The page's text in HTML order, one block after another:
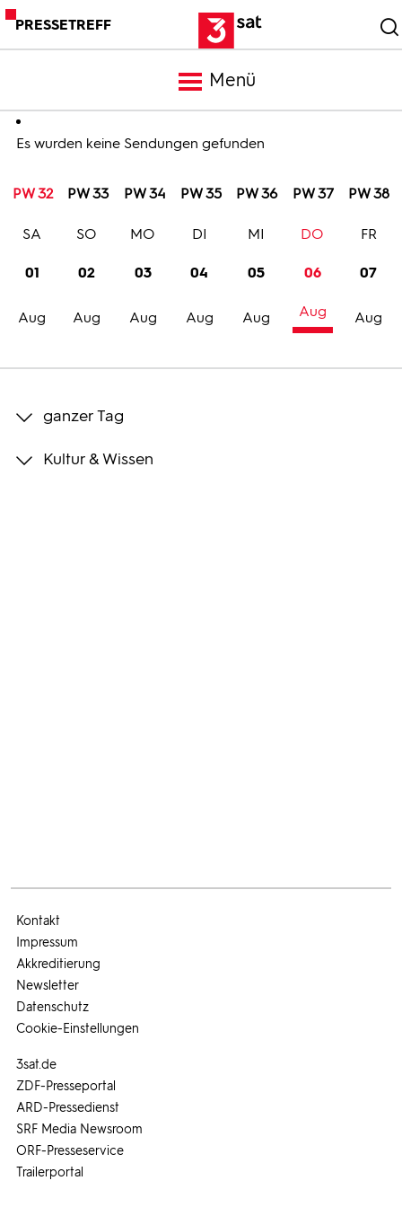
PRESSETREFF
Menü
Meldungen
Programm
Trailer
Bilder
Es wurden keine Sendungen gefunden
PW 32 PW 33 PW 34 PW 35 PW 36 PW 37 PW 38
01
Aug
SA
02
Aug
SO
03
Aug
MO
04
Aug
DI
05
Aug
MI
06
Aug
DO
07
Aug
FR
ganzer Tag
Kultur & Wissen
3sat.de
ZDF-Presseportal
ARD-Pressedienst
SRF Media Newsroom
ORF-Presseservice
Trailerportal
Kontakt
Impressum
Akkreditierung
Newsletter
Datenschutz
Cookie-Einstellungen